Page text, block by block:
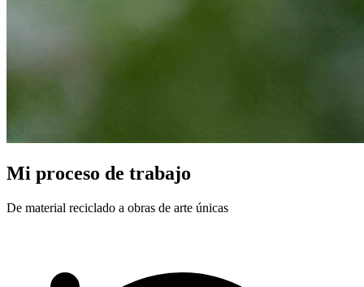
Mi proceso de trabajo
De material reciclado a obras de arte únicas